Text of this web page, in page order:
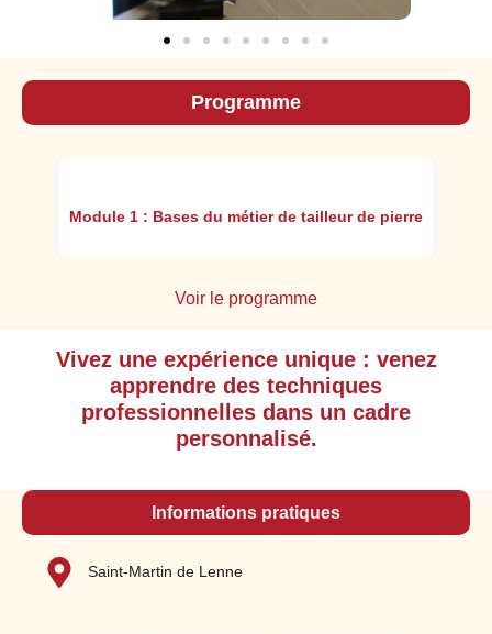
Programme
Module 1 : Bases du métier de tailleur de pierre
Comprendre l'environnement professionnel
puis l'organisation du travail dans une
carrière et dans un atelier
Reconnaitre et utiliser les protections
travailler dans une carrière ou dans un
l’ouvrage
Voir le programme
Vivez une expérience unique : venez
apprendre des techniques
professionnelles dans un cadre
personnalisé.
Informations pratiques
Saint-Martin de Lenne